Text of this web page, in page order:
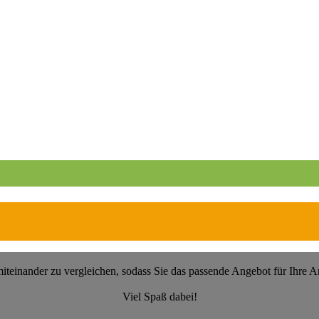
zu vergleichen, sodass Sie das passende Angebot für
Viel Spaß dabei!